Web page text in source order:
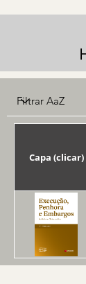
Capa (clicar)